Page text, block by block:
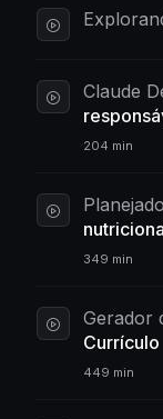
Claude
204 min
349 min
Gerador
Currículo
449 min